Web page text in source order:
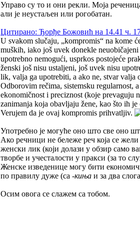
Управо су то и они рекли. Моја
али је неустаљен или рогобатан.
Цитирано: Ђорђе Божовић на 14.41 ч.
U svakom slučaju, „kompromis“ na kome
muških, iako još uvek donekle
upotrebno nemogući, usprkos postojeće
ženski još nisu ustaljeni, još uvek nisu
lik, valja ga upotrebiti, a ako ne, stvar valja
Odborovim rečima, sistemsku regularnost,
ekonomičnost i preciznost (koje prevaguju
zanimanja koja obavljaju žene, kao što ih
Verujem da je ovaj kompromis prihvatljiv.
Употребно је могуће оно што све оно
Ако речници не бележе реч која се
женски лик (који долази у обзир само
творбе и учесталости у пракси (за то
Женске изведенице могу бити
по правилу дуже (са -киња и за два
Осим овога се слажем са тобом.